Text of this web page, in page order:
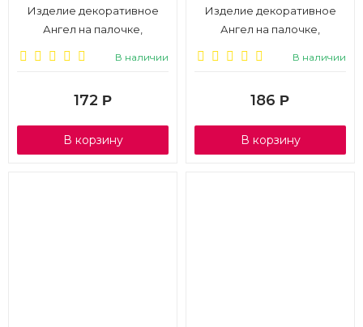
Изделие декоративное
Ангел на палочке,
В наличии
172 Р
В корзину
Изделие декоративное
Ангел на палочке,
В наличии
186 Р
В корзину